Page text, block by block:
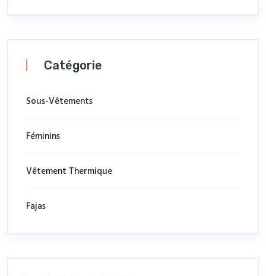
Catégorie
Sous-Vêtements
Féminins
Vêtement Thermique
Fajas